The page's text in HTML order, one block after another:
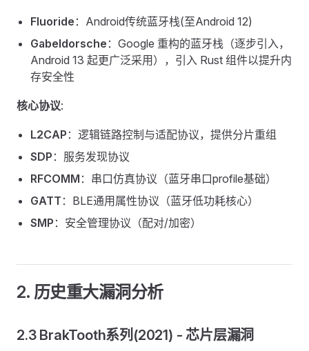
Fluoride ：Android传统蓝牙栈(至Android 12)
Gabeldorsche ：Google 重构的蓝牙栈（逐步引入，
Android 13 起更广泛采用），引入 Rust 组件以提升内
存安全性
核心协议:
L2CAP ：逻辑链路控制与适配协议，提供分片重组
SDP ：服务发现协议
RFCOMM ：串口仿真协议（蓝牙串口profile基础）
GATT ：BLE通用属性协议（蓝牙低功耗核心）
SMP ：安全管理协议（配对/加密）
2. 历史重大漏洞分析
2.3 BrakTooth系列(2021) - 芯片层漏洞